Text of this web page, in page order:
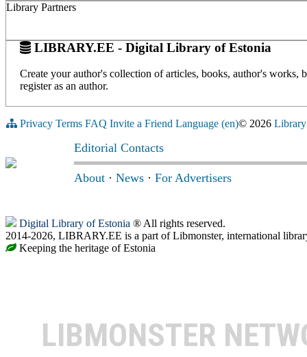
Library Partners
LIBRARY.EE - Digital Library of Estonia
Create your author's collection of articles, books, author's
register as an author.
Privacy Terms FAQ Invite a Friend Language (en)© 2026
Editorial Contacts
About · News · For Advertisers
Digital Library of Estonia ® All rights reserved.
2014-2026, LIBRARY.EE is a part of Libmonster, international
Keeping the heritage of Estonia
LIBMONSTER